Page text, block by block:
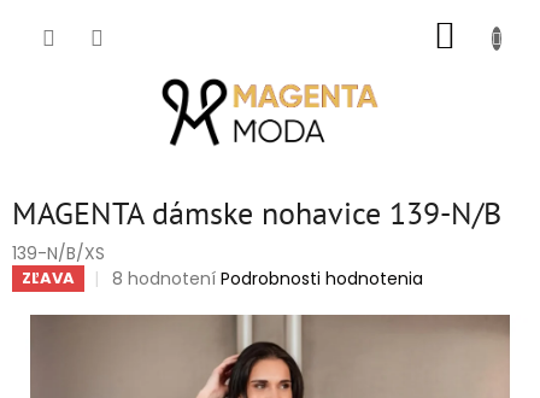
MAGENTA dámske nohavice 139-N/B
139-N/B/XS
ZĽAVA
Priemerné
produktu
8 hodnotení Podrobnosti hodnotenia